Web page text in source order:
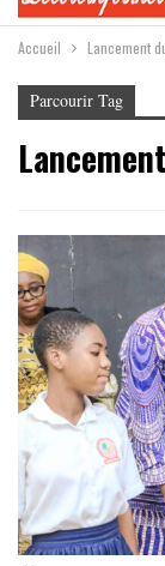
Accueil Lancement
Parcourir Tag